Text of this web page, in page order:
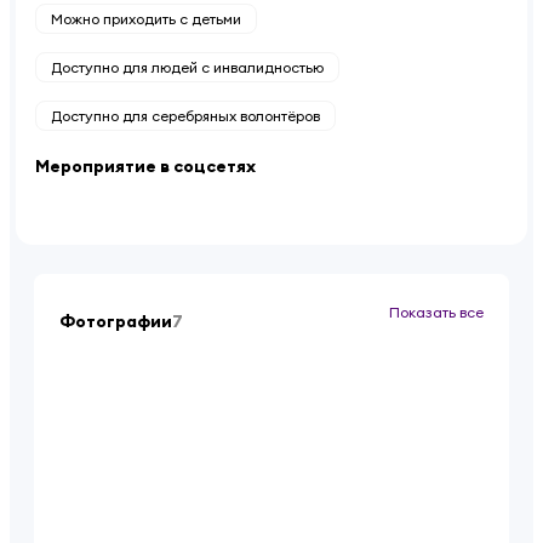
Можно приходить с детьми
Доступно для людей с инвалидностью
Доступно для серебряных волонтёров
Мероприятие в соцсетях
Фотографии7 Показать все